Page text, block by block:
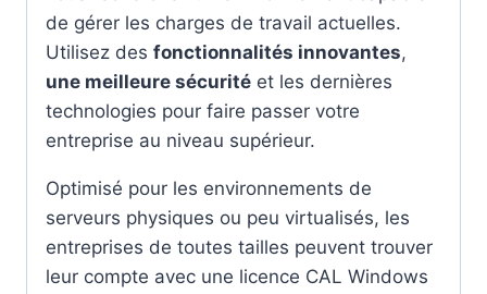
de gérer les charges de travail actuelles.
Utilisez des fonctionnalités innovantes,
une meilleure sécurité et les dernières
technologies pour faire passer votre
entreprise au niveau supérieur.
Optimisé pour les environnements de
serveurs physiques ou peu virtualisés, les
entreprises de toutes tailles peuvent trouver
leur compte avec une licence CAL Windows